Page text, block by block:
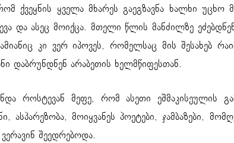
ქვეყნის ყველა მხარეს გაეგზავნა ხალხი უცხო
და ასეც მოიქცა. მთელი წლის მანძილზე
კი ვერ იპოვეს, რომელსაც მის შესახებ
დაბრუნდნენ არაბეთის ხელმწიფესთან.
როსტევან მეფე, რომ ასეთი ეშმაკისეულის
ასპარეზობა, მოიყვანეს პოეტები, ჯამბაზები,
შეედრებოდა.